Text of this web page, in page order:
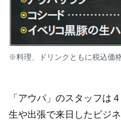
※料理、ドリンクともに税込価格
「アウパ」のスタッフは
生や出張で来日したビジ